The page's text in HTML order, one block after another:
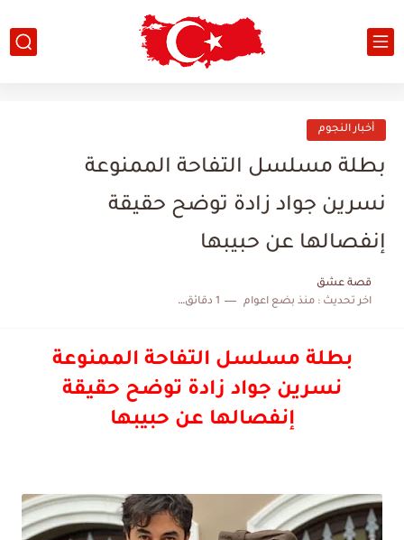
أخبار النجوم
بطلة مسلسل التفاحة الممنوعة
نسرين جواد زادة توضح حقيقة
إنفصالها عن حبيبها
قصة عشق
اخر تحديث :منذ بضع اعوام 1 دقائق للقراءة
بطلة مسلسل التفاحة الممنوعة
نسرين جواد زادة توضح حقيقة
إنفصالها عن حبيبها